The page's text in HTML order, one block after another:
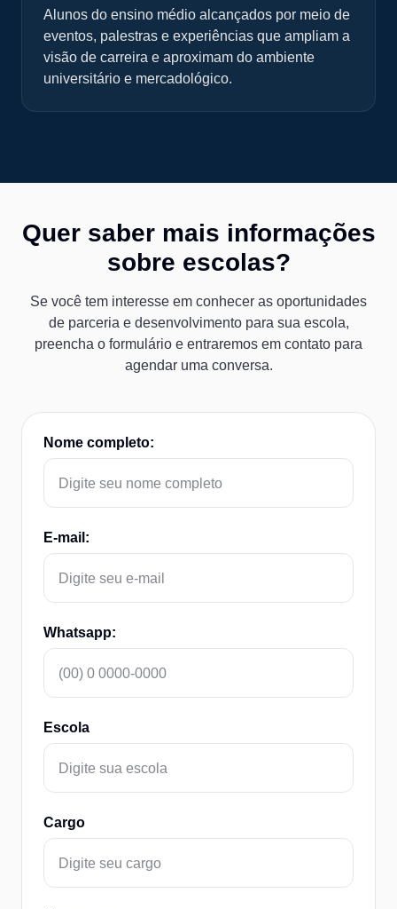
Alunos do ensino médio alcançados por meio de
eventos, palestras e experiências que ampliam a
visão de carreira e aproximam do ambiente
universitário e mercadológico.
Quer saber mais informações
sobre escolas?
Se você tem interesse em conhecer as oportunidades
de parceria e desenvolvimento para sua escola,
preencha o formulário e entraremos em contato para
agendar uma conversa.
Nome completo:
E-mail:
Whatsapp:
Escola
Cargo